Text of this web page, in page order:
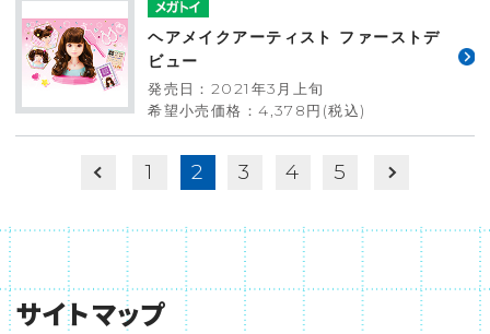
ヘアメイクアーティスト ファーストデ
ビュー
発売日：2021年3月上旬
希望小売価格：4,378円(税込)
1 2 3 4 5
サイトマップ